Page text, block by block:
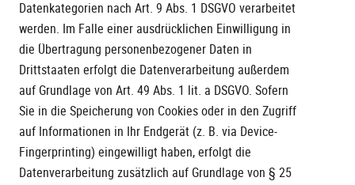
Datenkategorien nach Art. 9 Abs. 1 DSGVO verarbeitet
werden. Im Falle einer ausdrücklichen Einwilligung in
die Übertragung personenbezogener Daten in
Drittstaaten erfolgt die Datenverarbeitung außerdem
auf Grundlage von Art. 49 Abs. 1 lit. a DSGVO. Sofern
Sie in die Speicherung von Cookies oder in den Zugriff
auf Informationen in Ihr Endgerät (z. B. via Device-
Fingerprinting) eingewilligt haben, erfolgt die
Datenverarbeitung zusätzlich auf Grundlage von § 25